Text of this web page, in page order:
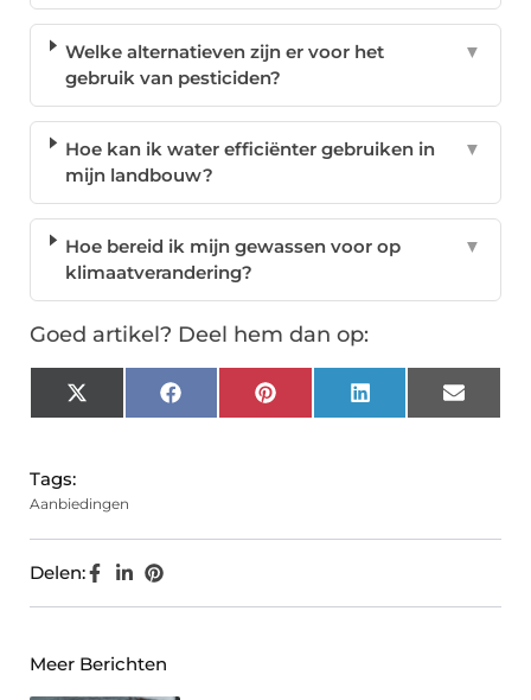
Welke alternatieven zijn er voor het
gebruik van pesticiden?
▼
Hoe kan ik water efficiënter gebruiken in
mijn landbouw?
▼
Hoe bereid ik mijn gewassen voor op
klimaatverandering?
▼
Goed artikel? Deel hem dan op:
X
(Twitter)
FacebookPinterest LinkedIn Email
Tags:
Aanbiedingen
Delen:
Meer Berichten